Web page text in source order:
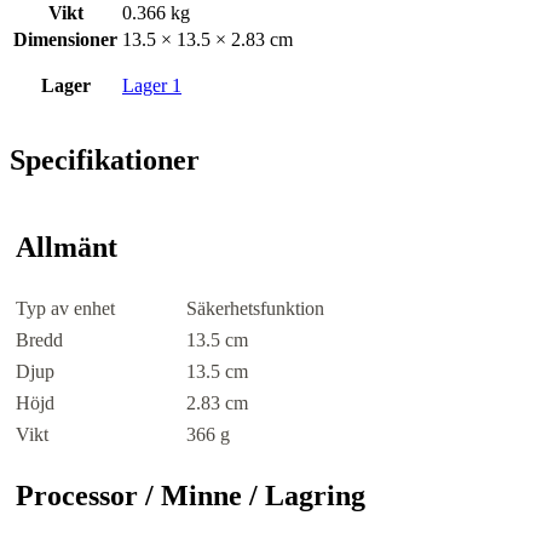
Vikt
0.366 kg
Dimensioner 13.5 × 13.5 × 2.83 cm
Lager Lager 1
Specifikationer
Allmänt
Typ av enhet
Säkerhetsfunktion
Bredd
13.5 cm
Djup
13.5 cm
Höjd
2.83 cm
Vikt
366 g
Processor / Minne / Lagring